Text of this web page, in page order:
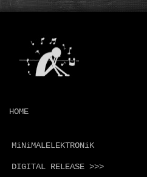
HOME
MiNiMALELEKTRONiK
DIGITAL RELEASE >>>